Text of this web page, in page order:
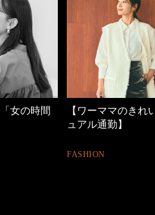
【ワーママのきれいめカジ
ュアル通勤】